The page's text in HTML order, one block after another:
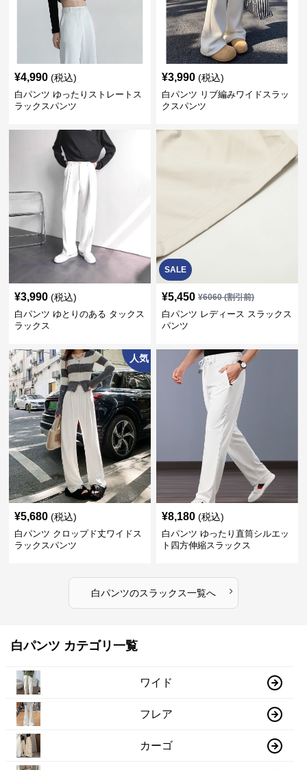
¥4,990 (税込)
白パンツ ゆったりストレートス
ラックスパンツ
¥3,990 (税込)
白パンツ リブ編みワイドスラッ
クスパンツ
¥3,990 (税込)
白パンツ ゆとりのある タックス
ラックス
SALE
¥5,450 ¥6060(割引前)
白パンツ レディース スラックス
パンツ
人気
¥5,680 (税込)
白パンツ クロップド丈ワイドス
ラックスパンツ
¥8,180 (税込)
白パンツ ゆったり直筒シルエッ
ト四方伸縮スラックス
白パンツのスラックス一覧へ ›
白パンツ カテゴリ一覧
ワイド
フレア
カーゴ